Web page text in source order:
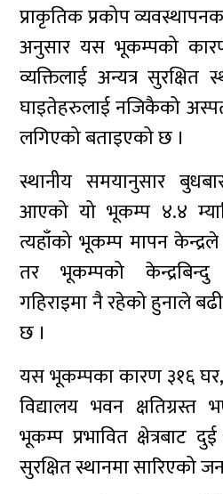
प्राकृतिक प्रकोप
अनुसार यस भूकम्पको
व्यक्तिलाई अन्यत्र सुरक्षित
घाइतेहरुलाई नजिकैको
लगिएको बताइएको छ ।
स्थानीय समयानुसार
आएको यो भूकम्प ४.४
त्यहाँको भूकम्प मापन
तर भूकम्पको केन्द्रबिन्दु
गहिराइमा नै रहेको हुनाले
छ ।
यस भूकम्पका कारण ३१६
विद्यालय भवन
भूकम्प प्रभावित क्षेत्रबाट
सुरक्षित स्थानमा सारिएको